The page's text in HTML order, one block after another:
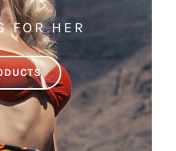
FOR HER